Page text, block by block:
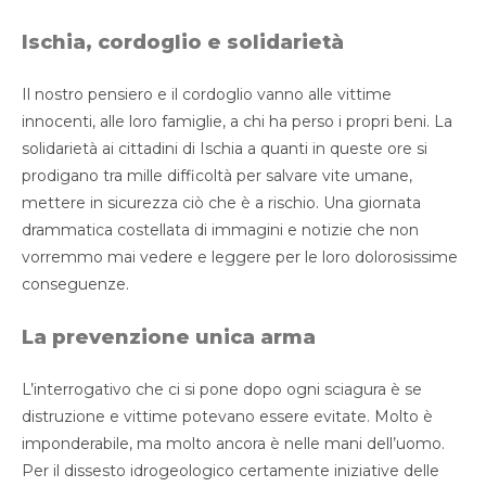
Ischia, cordoglio e solidarietà
Il nostro pensiero e il cordoglio vanno alle vittime
innocenti, alle loro famiglie, a chi ha perso i propri beni. La
solidarietà ai cittadini di Ischia a quanti in queste ore si
prodigano tra mille difficoltà per salvare vite umane,
mettere in sicurezza ciò che è a rischio. Una giornata
drammatica costellata di immagini e notizie che non
vorremmo mai vedere e leggere per le loro dolorosissime
conseguenze.
La prevenzione unica arma
L’interrogativo che ci si pone dopo ogni sciagura è se
distruzione e vittime potevano essere evitate. Molto è
imponderabile, ma molto ancora è nelle mani dell’uomo.
Per il dissesto idrogeologico certamente iniziative delle